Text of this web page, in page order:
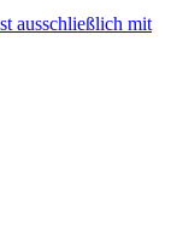
ausschließlich mit